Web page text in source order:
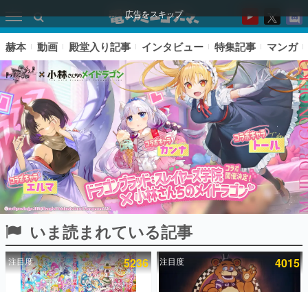
広告をスキップ
ピックアップ
電ファミのいま読まれている記事ランキング
赫本 動画 殿堂入り記事 インタビュー 特集記事 マンガ
いま読まれている記事
注目度 5236 注目度 4015